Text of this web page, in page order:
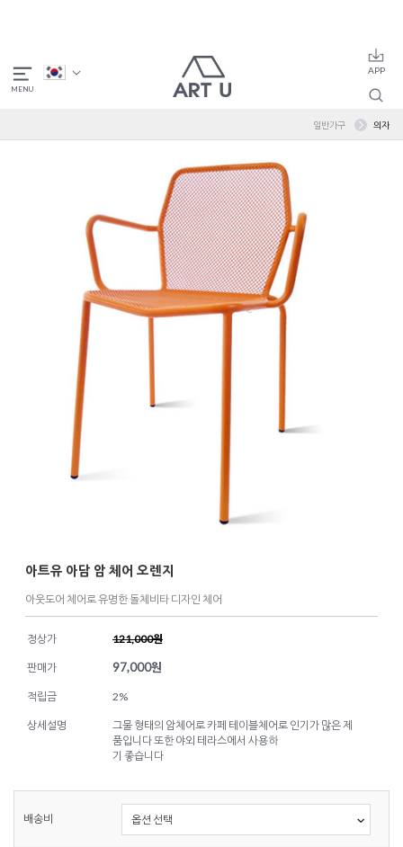
일반가구 의자
아트유 아담 암 체어 오렌지
아웃도어 체어로 유명한 돌체비타 디자인 체어
정상가 121,000원
판매가 97,000원
적립금 2%
상세설명
그물 형태의 암체어로 카페 테이블체어로 인기가 많은 제
품입니다 또한 야외 테라스에서 사용하
기 좋습니다
배송비